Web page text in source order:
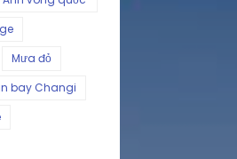
Mưa đỏ
bay Changi